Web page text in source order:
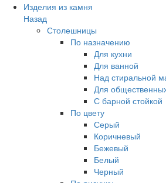
Изделия из камня
Назад
Столешницы
По назначению
Для кухни
Для ванной
Над стиральной
Для
С барной стойкой
По цвету
Серый
Коричневый
Бежевый
Белый
Черный